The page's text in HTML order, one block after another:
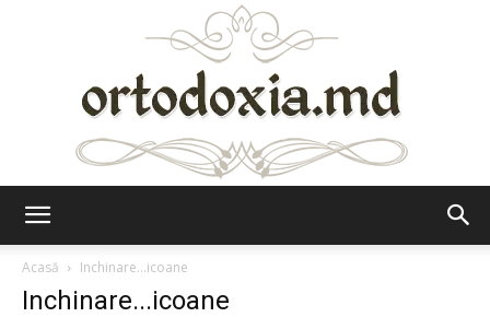
Acasă
Inchinare...icoane
Inchinare...icoane